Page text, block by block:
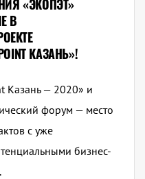
«ЭКОПЭТ»
В
КАЗАНЬ»!
Казань — 2020» и
форум — место
с уже
бизнес-